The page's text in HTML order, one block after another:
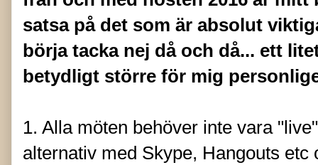
satsa på det som är absolut
börja tacka nej då och då... ett
betydligt större för mig
1. Alla möten behöver inte vara
alternativ med Skype, Hangouts